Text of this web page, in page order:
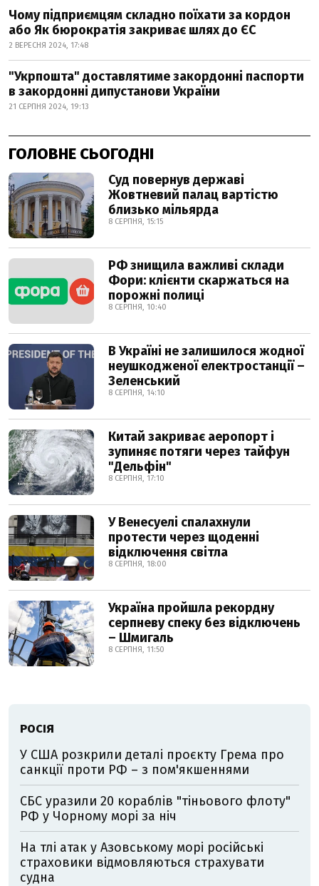
Чому підприємцям складно поїхати за кордон
або Як бюрократія закриває шлях до ЄС
2 ВЕРЕСНЯ 2024, 17:48
"Укрпошта" доставлятиме закордонні паспорти
в закордонні дипустанови України
21 СЕРПНЯ 2024, 19:13
ГОЛОВНЕ СЬОГОДНІ
Суд повернув державі
Жовтневий палац вартістю
близько мільярда
8 СЕРПНЯ, 15:15
РФ знищила важливі склади
Фори: клієнти скаржаться на
порожні полиці
8 СЕРПНЯ, 10:40
В Україні не залишилося жодної
неушкодженої електростанції –
Зеленський
8 СЕРПНЯ, 14:10
Китай закриває аеропорт і
зупиняє потяги через тайфун
"Дельфін"
8 СЕРПНЯ, 17:10
У Венесуелі спалахнули
протести через щоденні
відключення світла
8 СЕРПНЯ, 18:00
Україна пройшла рекордну
серпневу спеку без відключень
– Шмигаль
8 СЕРПНЯ, 11:50
РОСІЯ
У США розкрили деталі проєкту Грема про
санкції проти РФ – з пом'якшеннями
СБС уразили 20 кораблів "тіньового флоту"
РФ у Чорному морі за ніч
На тлі атак у Азовському морі російські
страховики відмовляються страхувати
судна